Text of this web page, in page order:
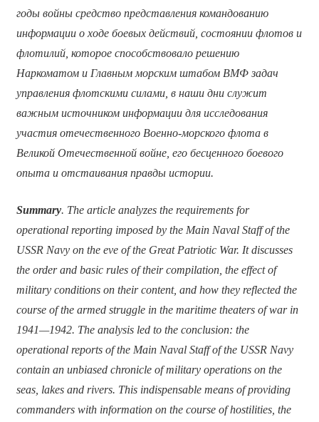
годы войны средство представления командованию
информации о ходе боевых действий, состоянии флотов и
флотилий, которое способствовало решению
Наркоматом и Главным морским штабом ВМФ задач
управления флотскими силами, в наши дни служит
важным источником информации для исследования
участия отечественного Военно-морского флота в
Великой Отечественной войне, его бесценного боевого
опыта и отстаивания правды истории.
Summary. The article analyzes the requirements for
operational reporting imposed by the Main Naval Staff of the
USSR Navy on the eve of the Great Patriotic War. It discusses
the order and basic rules of their compilation, the effect of
military conditions on their content, and how they reflected the
course of the armed struggle in the maritime theaters of war in
1941—1942. The analysis led to the conclusion: the
operational reports of the Main Naval Staff of the USSR Navy
contain an unbiased chronicle of military operations on the
seas, lakes and rivers. This indispensable means of providing
commanders with information on the course of hostilities, the